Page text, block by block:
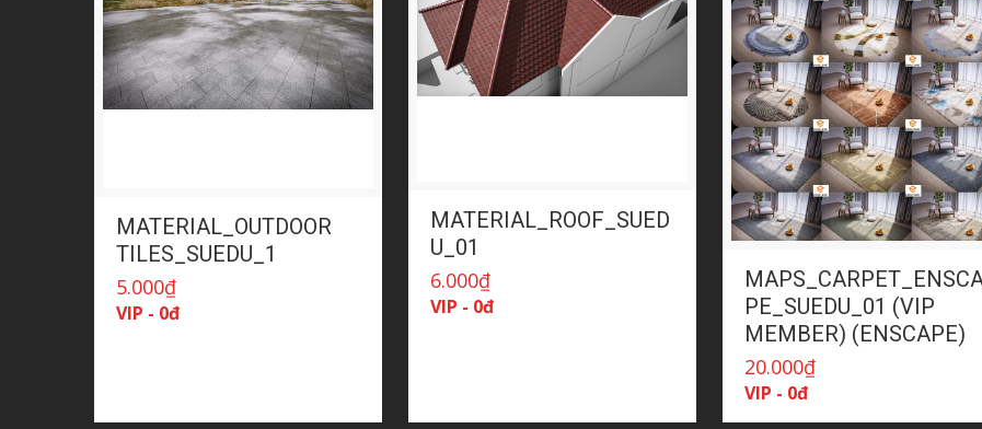
MATERIAL_OUTDOOR
TILES_SUEDU_1
5.000₫
VIP - 0đ
MATERIAL_ROOF_SUED
U_01
6.000₫
VIP - 0đ
PE_SUEDU_01 (VIP
MEMBER) (ENSCAPE)
20.000₫
VIP - 0đ